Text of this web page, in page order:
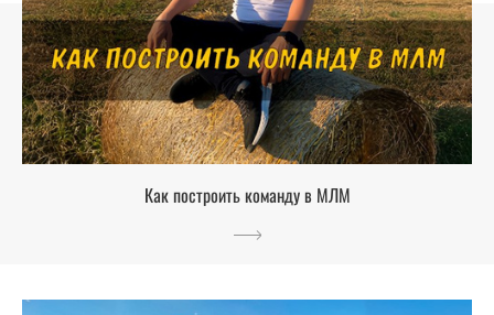
Как построить команду в МЛМ